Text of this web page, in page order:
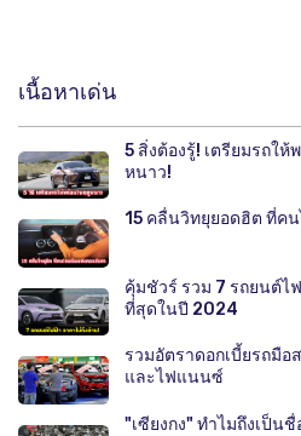
เนื้อหาเด่น
5 สิ่งต้องรู้! เตรียมรถใ
หนาว!
15 คลื่นวิทยุยอดฮิต ที่ค
คุ้มชัวร์ รวม 7 รถยนต์ไ
ที่สุดในปี 2024
รวมอัตราดอกเบี้ยรถมือ
และไฟแนนซ์
"เซียงกง" ทำไมถึงเป็น